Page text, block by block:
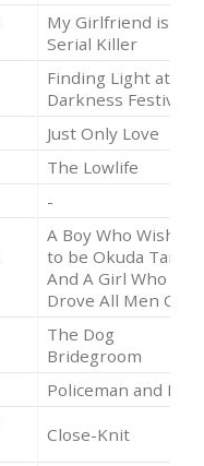
My Girlfriend is a
Serial Killer
Finding Light at the
Darkness Festival
Just Only Love
The Lowlife
-
A Boy Who Wished
to be Okuda Tamio
And A Girl Who
Drove All Men
The Dog
Bridegroom
Policeman and Me
Close-Knit